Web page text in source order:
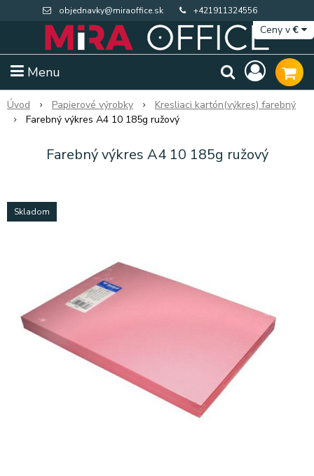
objednavky@miraoffice.sk +421911324556
Menu
Ceny v€
Extra výpredaj zásob Výpredaj BTS
Úvod Papierové výrobky
Kresliaci kartón(výkres) farebný
Farebný výkres A4 10 185g ružový
Farebný výkres A4 10 185g ružový
Skladom